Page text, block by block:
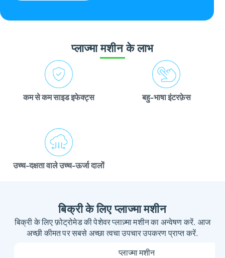
प्लाज्मा मशीन के लाभ
कम से कम साइड इफेक्ट्स बहु-भाषा इंटरफ़ेस
उच्च-दक्षता वाले उच्च-ऊर्जा दालों
बिक्री के लिए प्लाज्मा मशीन
बिक्री के लिए फ़ोट्रोमेड की पेशेवर प्लाज़्मा मशीन का अन्वेषण करें. आज
अच्छी कीमत पर सबसे अच्छा त्वचा उपचार उपकरण प्राप्त करें.
प्लाज्मा मशीन